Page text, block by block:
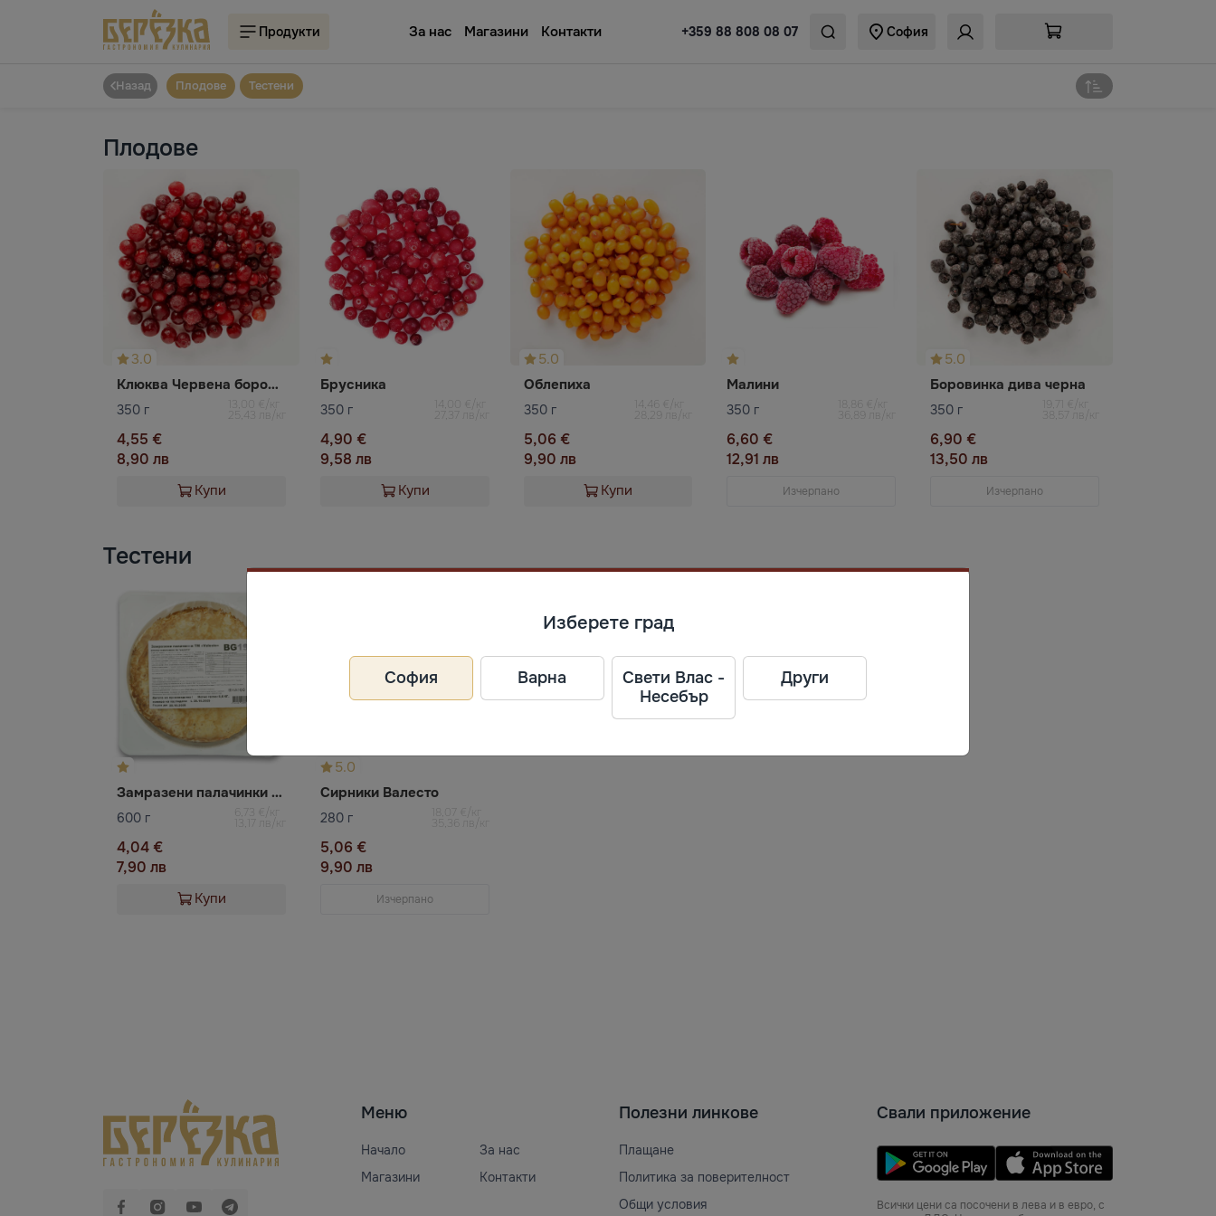
Продукти За нас Магазини Контакти +359 88 808 08 07 София
Назад Плодове Тестени
Плодове
3.0
Клюква Червена боровинка
350 г 13,00 €/кг
25,43 лв/кг
4,55 €
8,90 лв
Купи
Брусника
350 г 14,00 €/кг
27,37 лв/кг
4,90 €
9,58 лв
Купи
5.0
Облепиха
350 г 14,46 €/кг
28,29 лв/кг
5,06 €
9,90 лв
Купи
Малини
350 г 18,86 €/кг
36,89 лв/кг
6,60 €
12,91 лв
Изчерпано
5.0
Боровинка дива черна
350 г 19,71 €/кг
38,57 лв/кг
6,90 €
13,50 лв
Изчерпано
Тестени
Замразени палачинки Валесто
600 г 6,73 €/кг
13,17 лв/кг
4,04 €
7,90 лв
Купи
5.0
Сирники Валесто
280 г 18,07 €/кг
35,36 лв/кг
5,06 €
9,90 лв
Изчерпано
Меню
Начало
За нас
Магазини
Контакти
Полезни линкове
Плащане
Политика за поверителност
Общи условия
Свали приложение
Всички цени са посочени в лева и в евро, с
Изберете град
София Варна
Свети Влас -
Несебър
Други